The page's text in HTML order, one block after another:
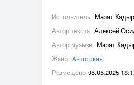
Исполнитель Марат
Автор текста Алексей
Автор музыки Марат
Жанр Авторская
Размещено 05.05.2025